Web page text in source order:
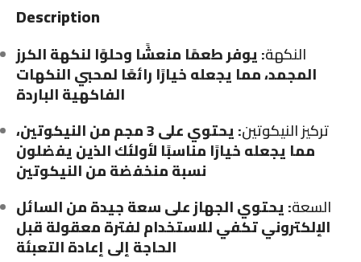
Description
النكهة: يوفر طعمًا منعشًا وحلوًا لنكهة الكرز
المجمد، مما يجعله خيارًا رائعًا لمحبي النكهات
الفاكهية الباردة
تركيز النيكوتين
: يحتوي على 3 مجم من النيكوتين،
مما يجعله خيارًا مناسبًا لأولئك الذين يفضلون
نسبة منخفضة من النيكوتين
السعة: يحتوي الجهاز على سعة جيدة من السائل
الإلكتروني تكفي للاستخدام لفترة معقولة قبل
الحاجة إلى إعادة التعبئة